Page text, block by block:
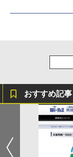
おすすめ記事